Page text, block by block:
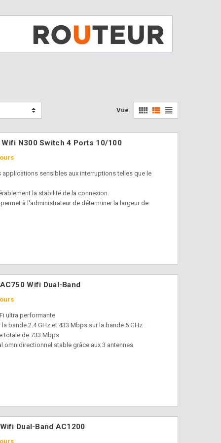
Vue view_comfy view_list view_headline
N300 Switch 4 Ports 10/100
sensibles aux interruptions telles que le
la stabilité de la connexion.
à l'administrateur de déterminer la largeur de
les appareils connectés peuvent accéder à Internet
Wifi Dual-Band
ultra performante
bande 2.4 GHz et 433 Mbps sur la bande 5 GHz
totale de 733 Mbps
omnidirectionnel stable grâce aux 3 antennes
Dual-Band AC1200